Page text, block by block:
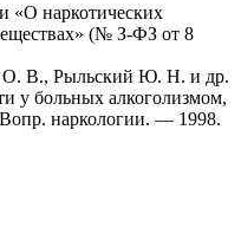
«О наркотических
(№ З-ФЗ от 8
В., Рыльский Ю. Н. и др.
у больных алкоголизмом,
наркологии. — 1998.